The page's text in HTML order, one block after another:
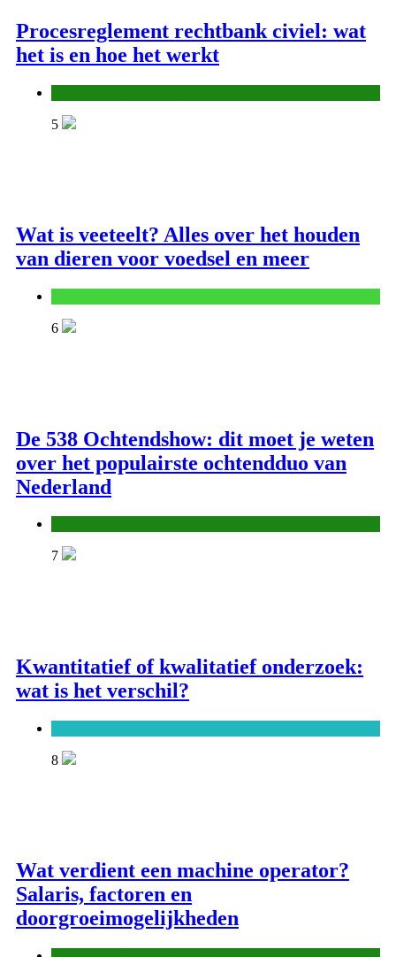
Procesreglement rechtbank civiel: wat
het is en hoe het werkt
5
Wat is veeteelt? Alles over het houden
van dieren voor voedsel en meer
6
De 538 Ochtendshow: dit moet je weten
over het populairste ochtendduo van
Nederland
7
Kwantitatief of kwalitatief onderzoek:
wat is het verschil?
8
Wat verdient een machine operator?
Salaris, factoren en
doorgroeimogelijkheden